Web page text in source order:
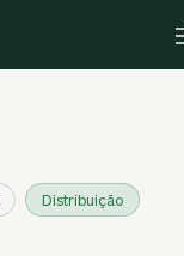
Distribuição